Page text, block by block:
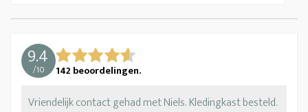
9.4
/10 142 beoordelingen.
Vriendelijk contact gehad met Niels. Kledingkast besteld.